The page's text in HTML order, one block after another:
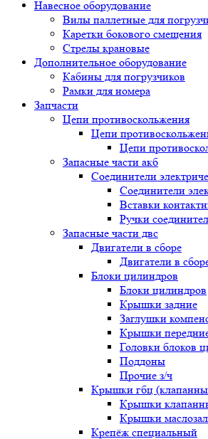
Навесное оборудование
Вилы паллетные для
Каретки бокового смещения
Стрелы крановые
Дополнительное оборудование
Кабины для погрузчиков
Рамки для номера
Запчасти
Цепи противоскольжения
Цепи
Цепи
Запасные части акб
Соединители
Соединители
Вставки
Ручки
Запасные части двс
Двигатели в сборе
Двигатели в
Блоки цилиндров
Блоки цилиндров
Крышки задние
Заглушки
Крышки
Головки блоков
Поддоны
Прочие з/ч
Крышки гбц
Крышки
Крышки
Крепёж специальный